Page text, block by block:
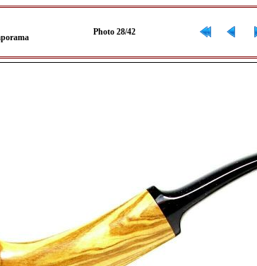
Photo 28/42